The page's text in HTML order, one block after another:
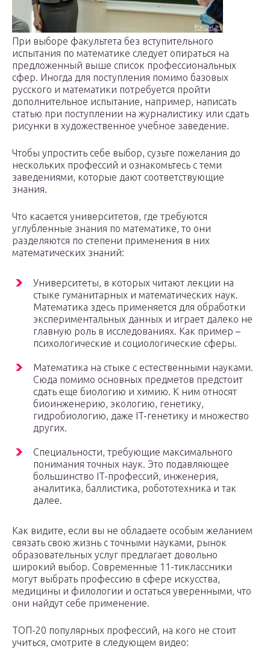
При выборе факультета без вступительного
испытания по математике следует опираться на
предложенный выше список профессиональных
сфер. Иногда для поступления помимо базовых
русского и математики потребуется пройти
дополнительное испытание, например, написать
статью при поступлении на журналистику или сдать
рисунки в художественное учебное заведение.
Чтобы упростить себе выбор, сузьте пожелания до
нескольких профессий и ознакомьтесь с теми
заведениями, которые дают соответствующие
знания.
Что касается университетов, где требуются
углубленные знания по математике, то они
разделяются по степени применения в них
математических знаний:
Университеты, в которых читают лекции на
стыке гуманитарных и математических наук.
Математика здесь применяется для обработки
экспериментальных данных и играет далеко не
главную роль в исследованиях. Как пример –
психологические и социологические сферы.
Математика на стыке с естественными науками.
Сюда помимо основных предметов предстоит
сдать еще биологию и химию. К ним относят
биоинженерию, экологию, генетику,
гидробиологию, даже IT-генетику и множество
других.
Специальности, требующие максимального
понимания точных наук. Это подавляющее
большинство IT-профессий, инженерия,
аналитика, баллистика, робототехника и так
далее.
Как видите, если вы не обладаете особым желанием
связать свою жизнь с точными науками, рынок
образовательных услуг предлагает довольно
широкий выбор. Современные 11-тиклассники
могут выбрать профессию в сфере искусства,
медицины и филологии и остаться уверенными, что
они найдут себе применение.
ТОП-20 популярных профессий, на кого не стоит
учиться, смотрите в следующем видео: